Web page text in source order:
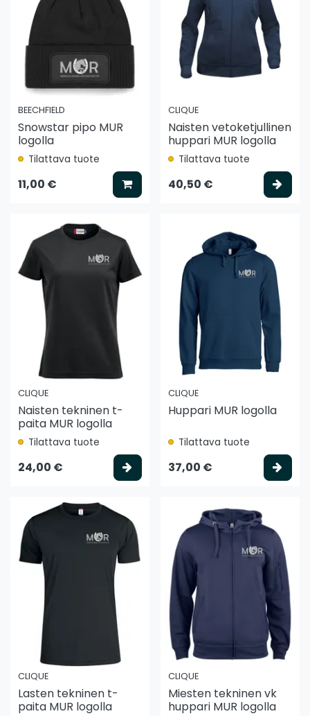
BEECHFIELD
Snowstar pipo MUR
logolla
Tilattava tuote
11,00 € Lisää koriin
CLIQUE
Naisten vetoketjullinen
huppari MUR logolla
Tilattava tuote
40,50 €
CLIQUE
Naisten tekninen t-
paita MUR logolla
Tilattava tuote
24,00 € Valitse vaihtoehto
CLIQUE
Huppari MUR logolla
Tilattava tuote
37,00 €
CLIQUE
Lasten tekninen t-
paita MUR logolla
CLIQUE
Miesten tekninen vk
huppari MUR logolla